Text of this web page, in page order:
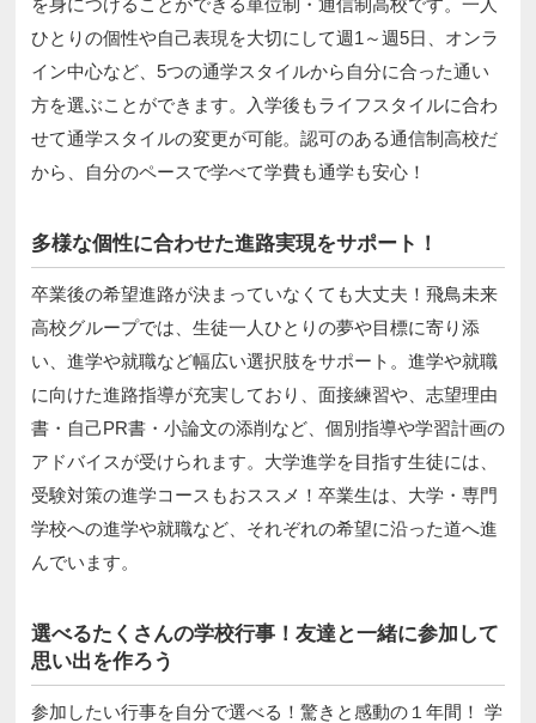
を身につけることができる単位制・通信制高校です。一人
ひとりの個性や自己表現を大切にして週1～週5日、オンラ
イン中心など、5つの通学スタイルから自分に合った通い
方を選ぶことができます。入学後もライフスタイルに合わ
せて通学スタイルの変更が可能。認可のある通信制高校だ
から、自分のペースで学べて学費も通学も安心！
多様な個性に合わせた進路実現をサポート！
卒業後の希望進路が決まっていなくても大丈夫！飛鳥未来
高校グループでは、生徒一人ひとりの夢や目標に寄り添
い、進学や就職など幅広い選択肢をサポート。進学や就職
に向けた進路指導が充実しており、面接練習や、志望理由
書・自己PR書・小論文の添削など、個別指導や学習計画の
アドバイスが受けられます。大学進学を目指す生徒には、
受験対策の進学コースもおススメ！卒業生は、大学・専門
学校への進学や就職など、それぞれの希望に沿った道へ進
んでいます。
選べるたくさんの学校行事！友達と一緒に参加して
思い出を作ろう
参加したい行事を自分で選べる！驚きと感動の１年間！ 学